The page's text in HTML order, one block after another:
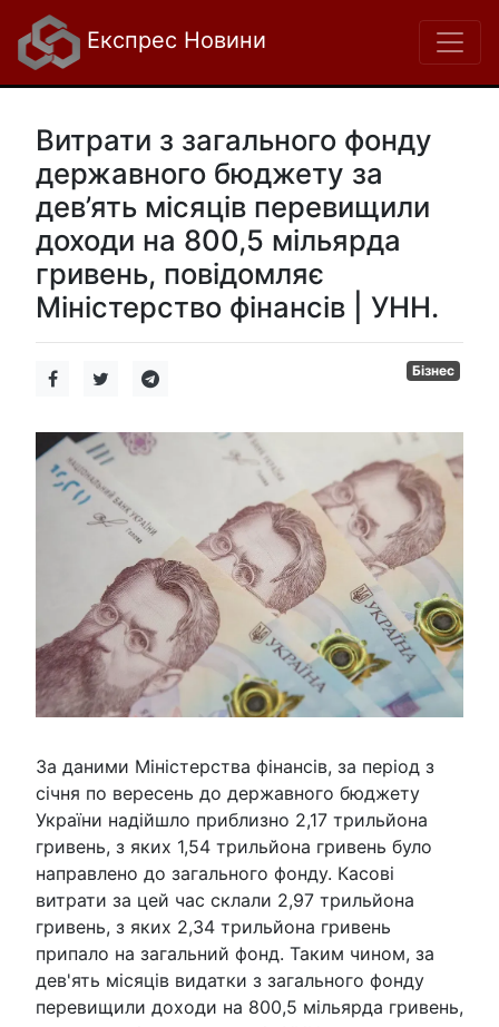
Експрес Новини
Витрати з загального фонду
державного бюджету за
дев’ять місяців перевищили
доходи на 800,5 мільярда
гривень, повідомляє
Міністерство фінансів | УНН.
Бізнес
За даними Міністерства фінансів, за період з
січня по вересень до державного бюджету
України надійшло приблизно 2,17 трильйона
гривень, з яких 1,54 трильйона гривень було
направлено до загального фонду. Касові
витрати за цей час склали 2,97 трильйона
гривень, з яких 2,34 трильйона гривень
припало на загальний фонд. Таким чином, за
дев'ять місяців видатки з загального фонду
перевищили доходи на 800,5 мільярда гривень,